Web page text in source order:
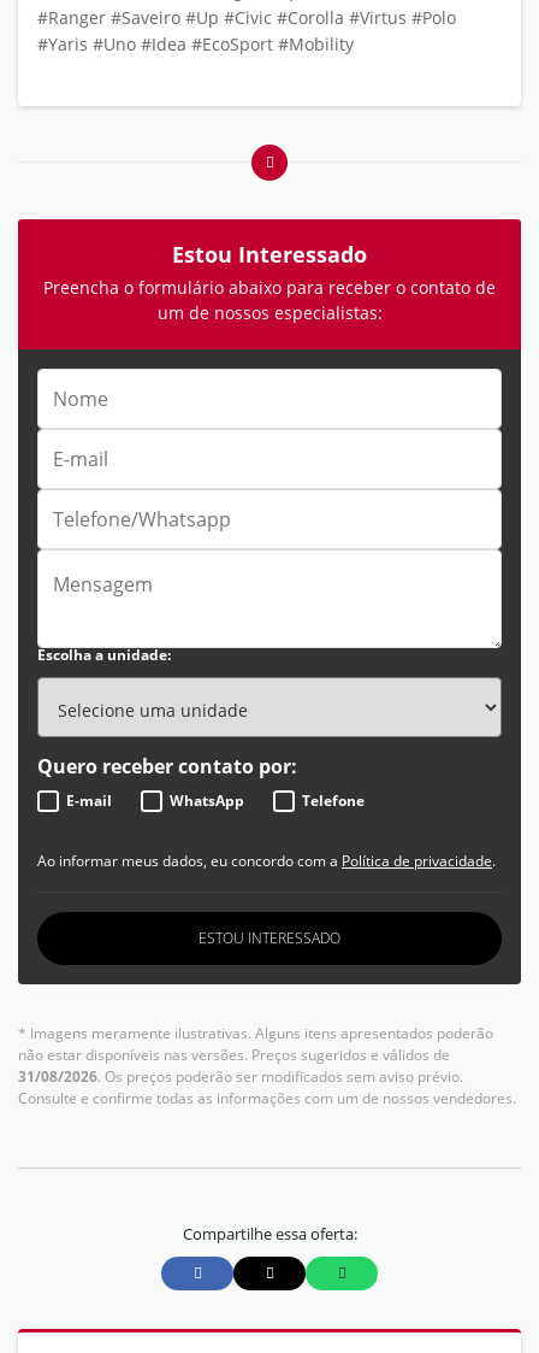
#Ranger #Saveiro #Up #Civic #Corolla #Virtus #Polo
#Yaris #Uno #Idea #EcoSport #Mobility
Estou Interessado
Preencha o formulário abaixo para receber o contato de
um de nossos especialistas:
Escolha a unidade:
Quero receber contato por:
E-mail WhatsApp Telefone
Ao informar meus dados, eu concordo com a Política de privacidade.
ESTOU INTERESSADO
* Imagens meramente ilustrativas. Alguns itens apresentados poderão
não estar disponíveis nas versões. Preços sugeridos e válidos de
31/08/2026. Os preços poderão ser modificados sem aviso prévio.
Consulte e confirme todas as informações com um de nossos vendedores.
Compartilhe essa oferta: